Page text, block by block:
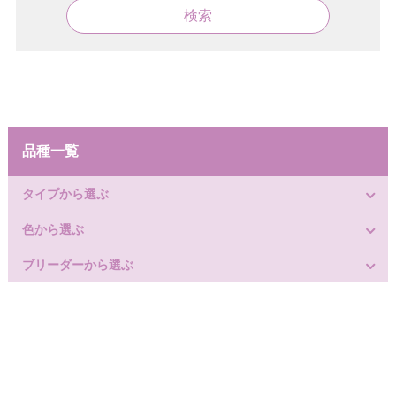
検索
品種一覧
タイプから選ぶ
色から選ぶ
ブリーダーから選ぶ